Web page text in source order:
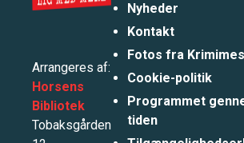
Arrangeres af:
Horsens
Bibliotek
Tobaksgården
Nyheder
Kontakt
Fotos fra
Cookie-politik
Programmet
tiden